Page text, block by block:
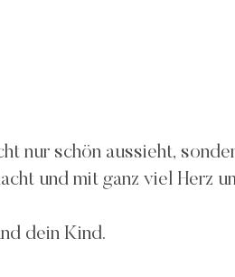
nur schön aussieht,
und mit ganz viel Herz
dein Kind.